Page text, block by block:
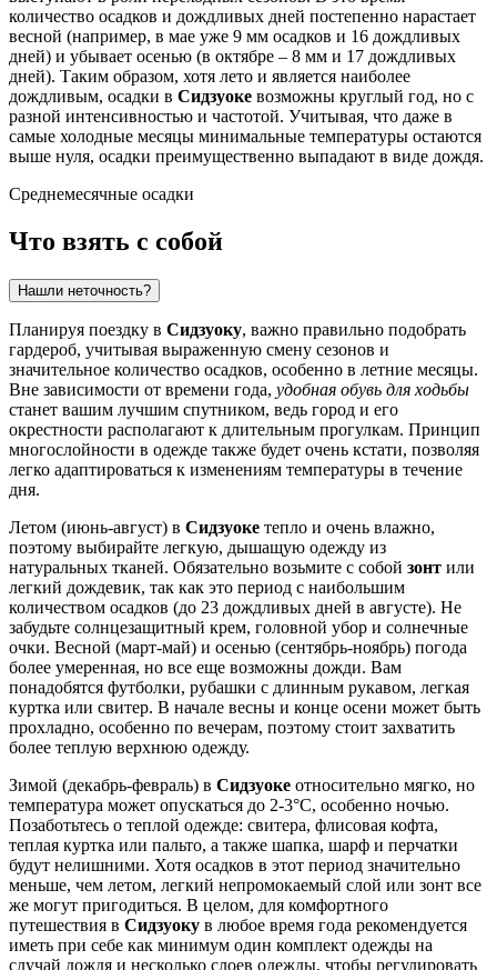
количество осадков и дождливых дней постепенно нарастает
весной (например, в мае уже 9 мм осадков и 16 дождливых
дней) и убывает осенью (в октябре – 8 мм и 17 дождливых
дней). Таким образом, хотя лето и является наиболее
дождливым, осадки в Сидзуоке возможны круглый год, но с
разной интенсивностью и частотой. Учитывая, что даже в
самые холодные месяцы минимальные температуры остаются
выше нуля, осадки преимущественно выпадают в виде дождя.
Среднемесячные осадки
Что взять с собой
Нашли неточность?
Планируя поездку в Сидзуоку, важно правильно подобрать
гардероб, учитывая выраженную смену сезонов и
значительное количество осадков, особенно в летние месяцы.
Вне зависимости от времени года, удобная обувь для ходьбы
станет вашим лучшим спутником, ведь город и его
окрестности располагают к длительным прогулкам. Принцип
многослойности в одежде также будет очень кстати, позволяя
легко адаптироваться к изменениям температуры в течение
дня.
Летом (июнь-август) в Сидзуоке тепло и очень влажно,
поэтому выбирайте легкую, дышащую одежду из
натуральных тканей. Обязательно возьмите с собой зонт или
легкий дождевик, так как это период с наибольшим
количеством осадков (до 23 дождливых дней в августе). Не
забудьте солнцезащитный крем, головной убор и солнечные
очки. Весной (март-май) и осенью (сентябрь-ноябрь) погода
более умеренная, но все еще возможны дожди. Вам
понадобятся футболки, рубашки с длинным рукавом, легкая
куртка или свитер. В начале весны и конце осени может быть
прохладно, особенно по вечерам, поэтому стоит захватить
более теплую верхнюю одежду.
Зимой (декабрь-февраль) в Сидзуоке относительно мягко, но
температура может опускаться до 2-3°C, особенно ночью.
Позаботьтесь о теплой одежде: свитера, флисовая кофта,
теплая куртка или пальто, а также шапка, шарф и перчатки
будут нелишними. Хотя осадков в этот период значительно
меньше, чем летом, легкий непромокаемый слой или зонт все
же могут пригодиться. В целом, для комфортного
путешествия в Сидзуоку в любое время года рекомендуется
иметь при себе как минимум один комплект одежды на
случай дождя и несколько слоев одежды, чтобы регулировать